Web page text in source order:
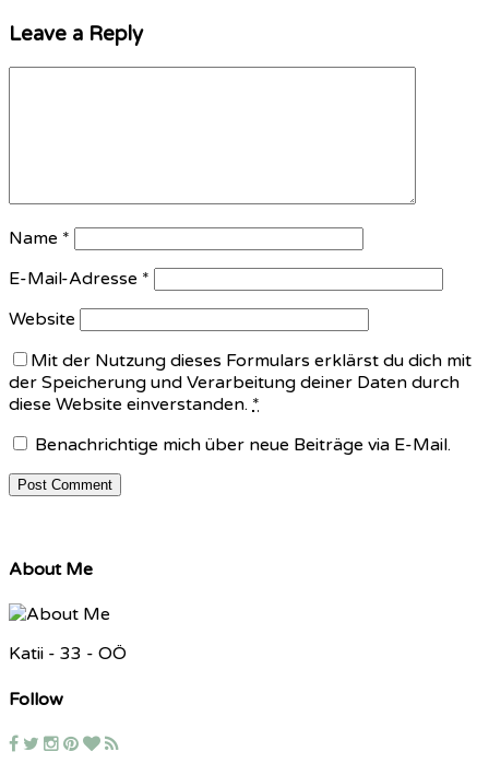
Leave a Reply
Name *
E-Mail-Adresse *
Website
Mit der Nutzung dieses Formulars erklärst du dich mit
der Speicherung und Verarbeitung deiner Daten durch
diese Website einverstanden. *
Benachrichtige mich über neue Beiträge via E-Mail.
About Me
Katii - 33 - OÖ
Follow